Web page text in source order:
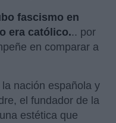
fascismo en
era católico... por
en comparar a
nación española y
el fundador de la
estética que